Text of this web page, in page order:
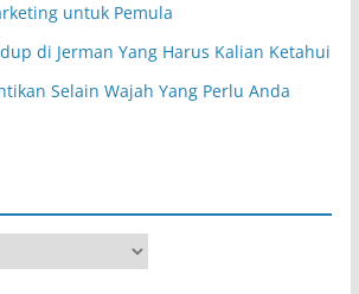
untuk Pemula
di Jerman Yang Harus Kalian Ketahui
Selain Wajah Yang Perlu Anda